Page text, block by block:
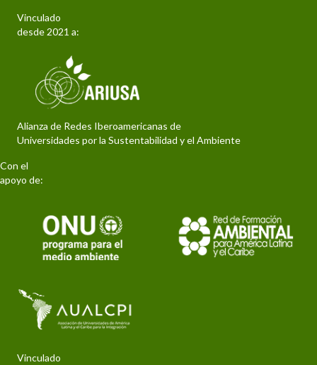
Vinculado
desde 2021 a:
Alianza de Redes Iberoamericanas de
Universidades por la Sustentabilidad y el Ambiente
Con el
apoyo de:
Vinculado